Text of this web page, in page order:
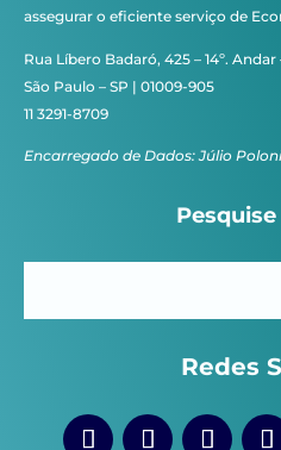
assegurar o eficiente serviço de
Rua Líbero Badaró, 425 – 14º. Andar
São Paulo – SP | 01009-905
11 3291-8709
Encarregado de Dados: Júlio Poloni
Redes